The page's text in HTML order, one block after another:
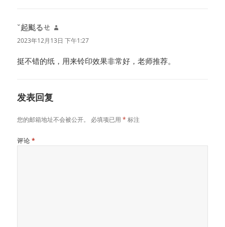
ˇ起颩るㄝ
道：
2023年12月13日 下午1:27
挺不错的纸，用来铃印效果非常好，老师推荐。
发表回复
您的邮箱地址不会被公开。 必填项已用* 标注
评论 *